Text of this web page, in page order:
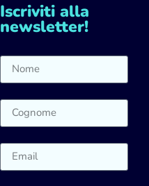
Iscriviti alla
newsletter!